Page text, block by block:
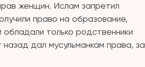
женщин. Ислам запретил
право на образование,
только родственники
дал мусульманкам права, за